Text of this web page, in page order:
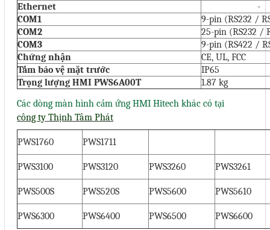
Ethernet
-
COM1
9-pin (RS232 /
COM2
25-pin (RS232 /
COM3
9-pin (RS422 /
Chứng nhận
CE, UL, FCC
Tấm bảo vệ mặt trước
IP65
Trọng lượng HMI PWS6A00T
1.87 kg
Các dòng màn hình cảm ứng HMI Hitech khác có tại
công ty Thịnh Tâm Phát
PWS1760 PWS1711
PWS3100 PWS3120 PWS3260 PWS3261
PWS500S PWS520S PWS5600 PWS5610
PWS6300 PWS6400 PWS6500 PWS6600
Twitter
Gọi cho chúng tôi
Nhắn tin
Mail
COPYRIGHT 2018. ALL RIGHTS RESERVED